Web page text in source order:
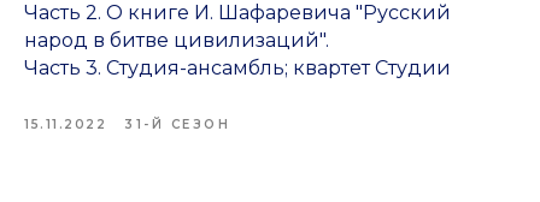
Часть 2. О книге И. Шафаревича "Русский
народ в битве цивилизаций".
Часть 3. Студия-ансамбль; квартет Студии
15.11.2022 31-Й СЕЗОН